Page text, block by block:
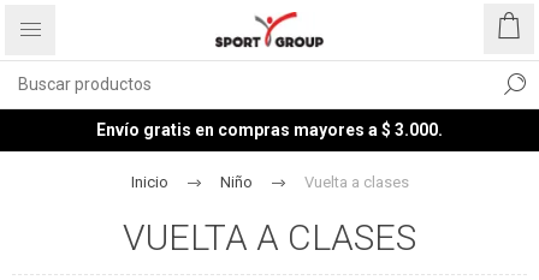
Envío gratis en compras mayores a $ 3.000.
Inicio Niño Vuelta a clases
VUELTA A CLASES